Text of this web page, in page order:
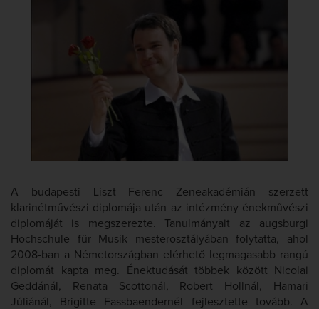
A budapesti Liszt Ferenc Zeneakadémián szerzett
klarinétművészi diplomája után az intézmény énekművészi
diplomáját is megszerezte. Tanulmányait az augsburgi
Hochschule für Musik mesterosztályában folytatta, ahol
2008-ban a Németországban elérhető legmagasabb rangú
diplomát kapta meg. Énektudását többek között Nicolai
Geddánál, Renata Scottonál, Robert Hollnál, Hamari
Júliánál, Brigitte Fassbaendernél fejlesztette tovább. A